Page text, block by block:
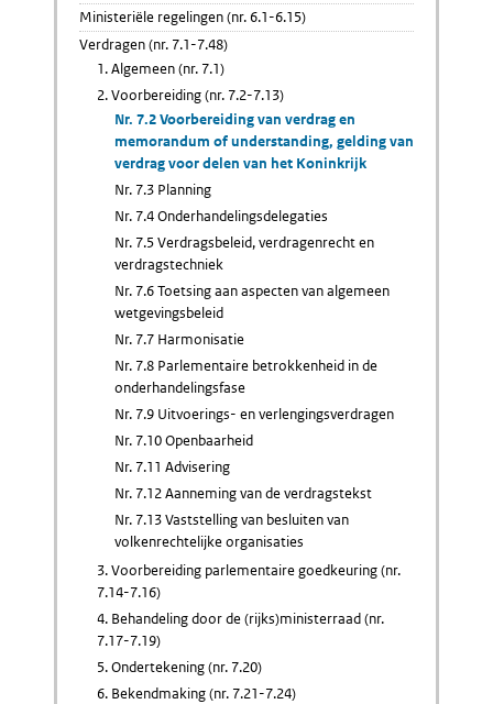
Ministeriële regelingen (nr. 6.1-6.15)
Verdragen (nr. 7.1-7.48)
1. Algemeen (nr. 7.1)
2. Voorbereiding (nr. 7.2-7.13)
Nr. 7.2 Voorbereiding van verdrag en
memorandum of understanding, gelding van
verdrag voor delen van het Koninkrijk
Nr. 7.3 Planning
Nr. 7.4 Onderhandelingsdelegaties
Nr. 7.5 Verdragsbeleid, verdragenrecht en
verdragstechniek
Nr. 7.6 Toetsing aan aspecten van algemeen
wetgevingsbeleid
Nr. 7.7 Harmonisatie
Nr. 7.8 Parlementaire betrokkenheid in de
onderhandelingsfase
Nr. 7.9 Uitvoerings- en verlengingsverdragen
Nr. 7.10 Openbaarheid
Nr. 7.11 Advisering
Nr. 7.12 Aanneming van de verdragstekst
Nr. 7.13 Vaststelling van besluiten van
volkenrechtelijke organisaties
3. Voorbereiding parlementaire goedkeuring (nr.
7.14-7.16)
4. Behandeling door de (rijks)ministerraad (nr.
7.17-7.19)
5. Ondertekening (nr. 7.20)
6. Bekendmaking (nr. 7.21-7.24)